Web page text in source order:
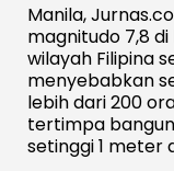
Manila,
magnitudo 7,8
wilayah Filipina
menyebabkan
lebih dari 200
tertimpa
setinggi 1 meter